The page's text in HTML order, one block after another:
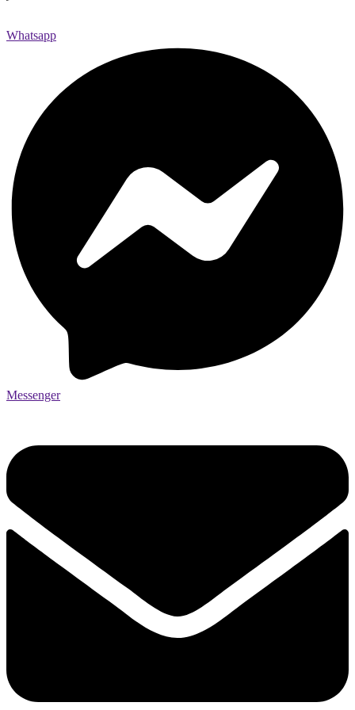
Whatsapp
Messenger